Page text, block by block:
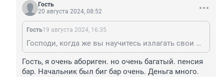
Гость
20 августа 2024, 08:52
Гость19 августа 2024, 16:35
Господи, когда же вы научитесь излагать свои мысли грамотно? Прямо какой то мастер несвязных слов.
Гость, я очень абориген. но очень багатый. пенсия
бар. Начальник был биг бар очень. Деньга много.